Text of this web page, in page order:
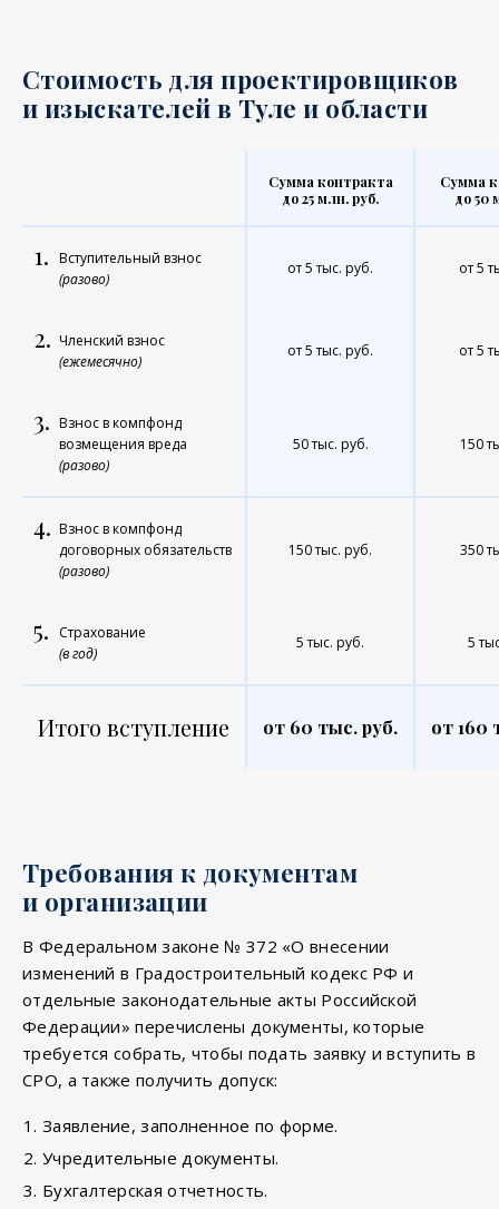
Стоимость для проектировщиков
и изыскателей в Туле и области
Сумма контракта
до 25 млн. руб.
Сумма
до 50
1. Вступительный взнос
(разово)
от 5 тыс. руб. от 5
2. Членский взнос
(ежемесячно)
от 5 тыс. руб. от 5
3. Взнос в компфонд
возмещения вреда
(разово)
50 тыс. руб. 150
4. Взнос в компфонд
договорных обязательств
(разово)
150 тыс. руб. 350
5.
Страхование
(в год)
5 тыс. руб. 5
Итого вступление от 60 тыс. руб. от 160
Требования к документам
и организации
В Федеральном законе № 372 «О внесении
изменений в Градостроительный кодекс РФ и
отдельные законодательные акты Российской
Федерации» перечислены документы, которые
требуется собрать, чтобы подать заявку и вступить в
СРО, а также получить допуск:
Заявление, заполненное по форме.
Учредительные документы.
Бухгалтерская отчетность.